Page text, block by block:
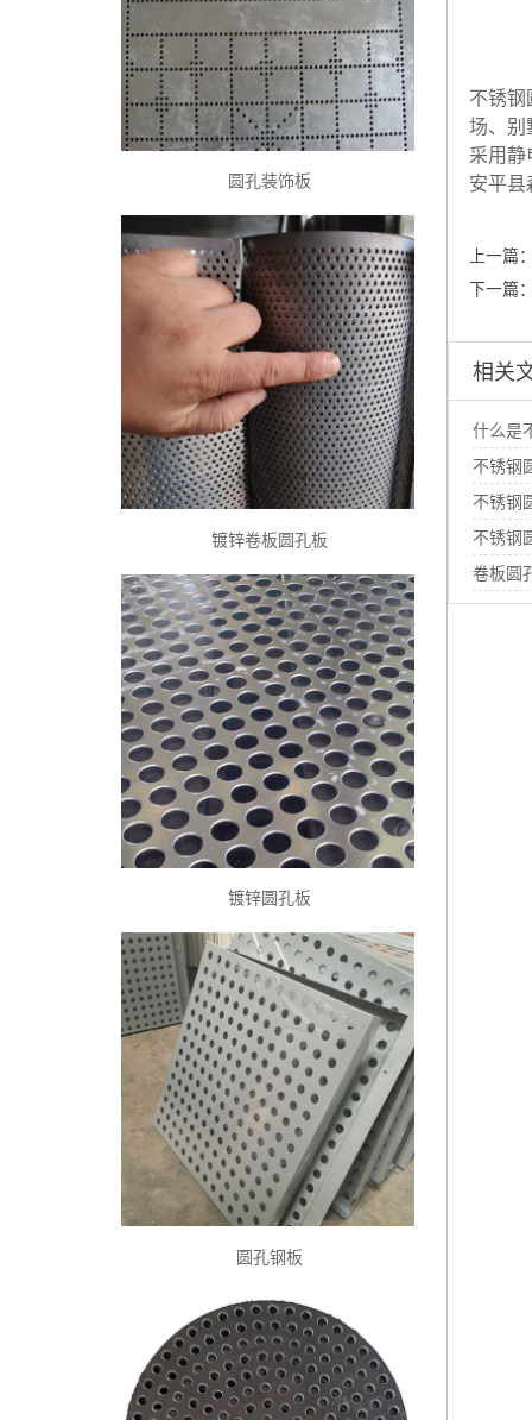
不锈钢
场、别
采用静
安平县
上一篇
下一篇
相关
什么是
不锈钢
不锈钢
不锈钢
卷板圆
圆孔装饰板
镀锌卷板圆孔板
镀锌圆孔板
圆孔钢板